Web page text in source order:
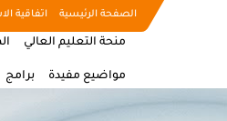
الصفحة الرئيسية اتفاقية
منحة التعليم العالي
مواضيع مفيدة برامج